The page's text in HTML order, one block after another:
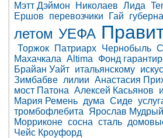
Мэтт Дэймон Николаев Лида
Ершов
перевозчики Гай
летом УЕФА
Торжок Патриарх Чернобыль
Махачкала Altima
Фонд
Брайан Уайт итальянскому
Зимбабве лилии Анастасия
мост Патона Алексей Касьянов
Мария Ремень дума Сиде
тромбофлебита
Ярослав Мудрый
Морриконе сосна сталь
Чейс Кроуфорд